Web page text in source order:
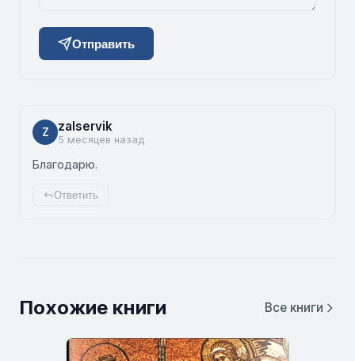
Отправить
Z zalservik
5 месяцев назад
Благодарю.
Ответить
Похожие книги Все книги